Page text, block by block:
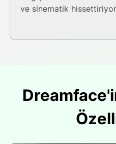
ve sinematik